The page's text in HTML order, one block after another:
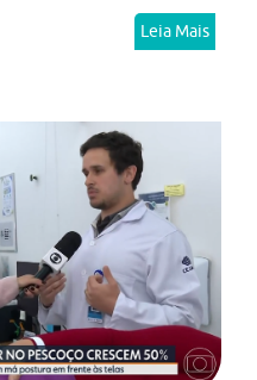
Leia Mais